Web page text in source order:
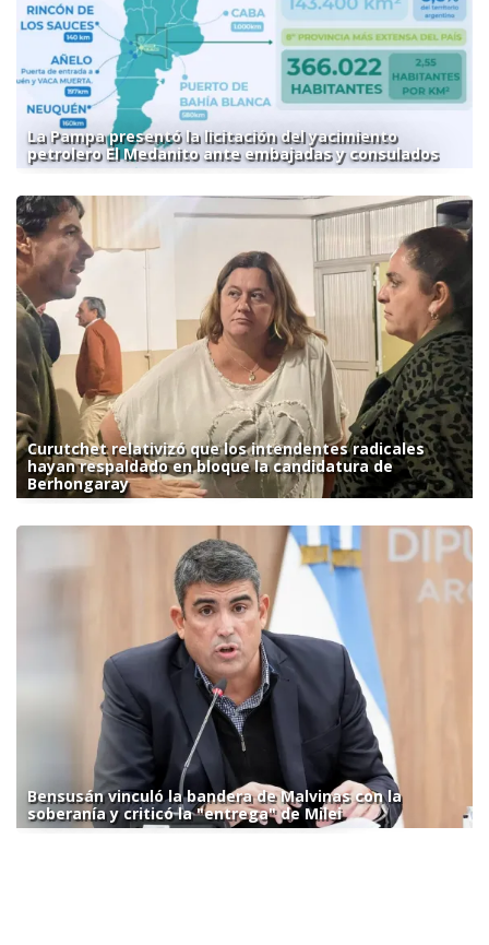
La Pampa presentó la licitación del yacimiento
petrolero El Medanito ante embajadas y consulados
Curutchet relativizó que los intendentes radicales
hayan respaldado en bloque la candidatura de
Berhongaray
Bensusán vinculó la bandera de Malvinas con la
soberanía y criticó la "entrega" de Milei